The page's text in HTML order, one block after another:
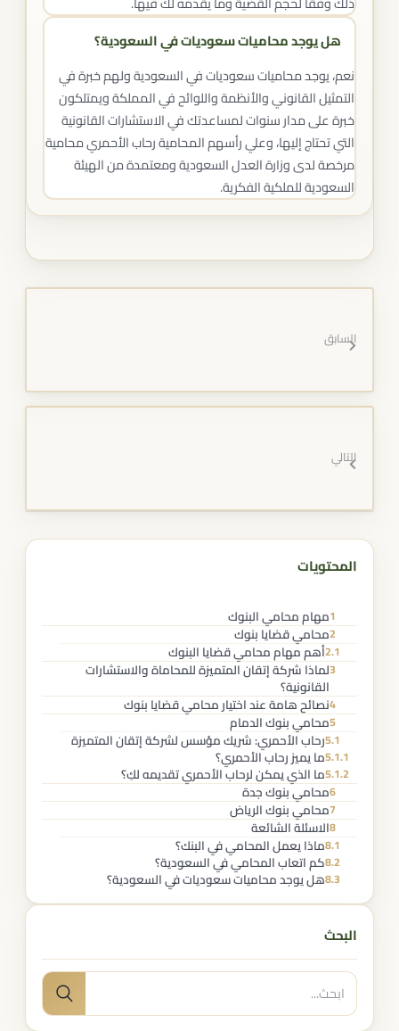
هل يوجد محاميات سعوديات في السعودية؟
نعم، يوجد محاميات سعوديات في السعودية ولهم خبرة في
التمثيل القانوني والأنظمة واللوائح في المملكة ويمتلكون
خبرة على مدار سنوات لمساعدتك في الاستشارات القانونية
التي تحتاج إليها، وعلي رأسهم المحامية رحاب الأحمري محامية
مرخصة لدى وزارة العدل السعودية ومعتمدة من الهيئة
السعودية للملكية الفكرية.
السابق
التالي
المحتويات
1مهام محامي البنوك
2محامي قضايا بنوك​
2.1أهم مهام محامي قضايا البنوك
3لماذا شركة إتقان المتميزة للمحاماة والاستشارات
القانونية؟
4نصائح هامة عند اختيار محامي قضايا بنوك
5محامي بنوك الدمام
5.1رحاب الأحمري: شريك مؤسس لشركة إتقان المتميزة
5.1.1ما يميز رحاب الأحمري؟
5.1.2ما الذي يمكن لرحاب الأحمري تقديمه لكِ؟
6محامي بنوك جدة
7محامي بنوك الرياض
8الاسئلة الشائعة
8.1ماذا يعمل المحامي في البنك؟
8.2كم اتعاب المحامي في السعودية؟
8.3هل يوجد محاميات سعوديات في السعودية؟
البحث
البحث
عن:
بحث